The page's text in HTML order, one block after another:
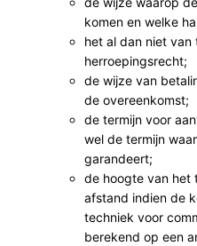
komen en welke
het al dan niet
herroepingsrecht;
de wijze van
de overeenkomst;
de termijn voor
wel de termijn
garandeert;
de hoogte van het
afstand indien de
techniek voor
berekend op een